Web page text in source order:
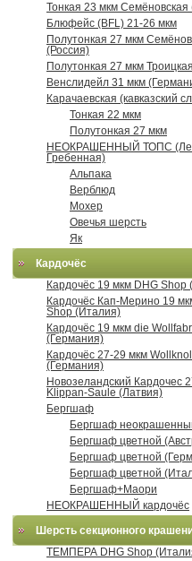
Тонкая 23 мкм Семёновская
Блюфейс (BFL) 21-26 мкм
Полутонкая 27 мкм
(Россия)
Полутонкая 27 мкм
Венслидейл 31 мкм
Карачаевская (кавказский
Тонкая 22 мкм
Полутонкая 27 мкм
НЕОКРАШЕННЫЙ ТОПС
Гребенная)
Альпака
Верблюд
Мохер
Овечья шерсть
Як
Кардочёс
Кардочёс 19 мкм DHG Shop
Кардочёс Кап-Мерино 19
Shop (Италия)
Кардочёс 19 мкм die
(Германия)
Кардочёс 27-29 мкм Wollknoll
(Германия)
Новозеландский Кардочес
Klippan-Saule (Латвия)
Бергшаф
Бергшаф
Бергшаф цветной
Бергшаф цветной
Бергшаф цветной
Бергшаф+Маори
НЕОКРАШЕННЫЙ кардочёс
Шерсть секционного
ТЕМПЕРА DHG Shop